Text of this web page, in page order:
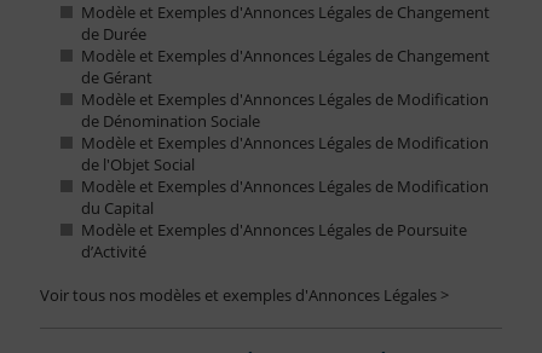
Modèle et Exemples d'Annonces Légales de Changement
de Durée
Modèle et Exemples d'Annonces Légales de Changement
de Gérant
Modèle et Exemples d'Annonces Légales de Modification
de Dénomination Sociale
Modèle et Exemples d'Annonces Légales de Modification
de l'Objet Social
Modèle et Exemples d'Annonces Légales de Modification
du Capital
Modèle et Exemples d'Annonces Légales de Poursuite
d’Activité
Voir tous nos modèles et exemples d'Annonces Légales >